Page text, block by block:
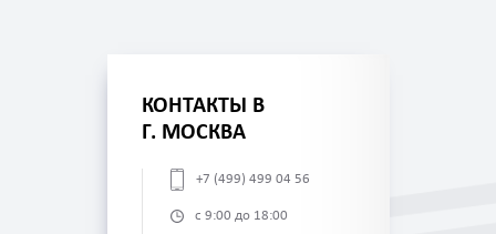
КОНТАКТЫ В
Г. МОСКВА
+7 (499) 499 04 56
с 9:00 до 18:00